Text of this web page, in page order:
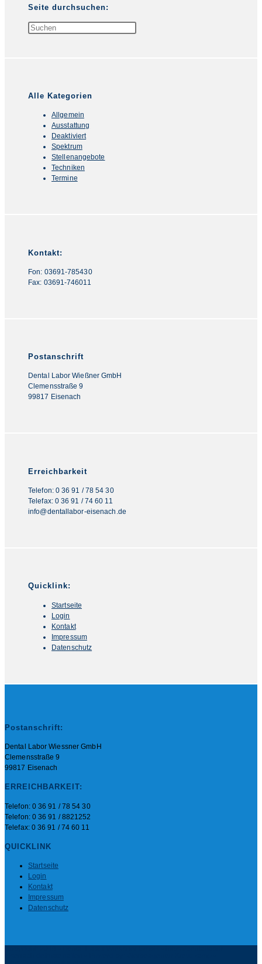
Seite durchsuchen:
Alle Kategorien
Allgemein
Ausstattung
Deaktiviert
Spektrum
Stellenangebote
Techniken
Termine
Kontakt:
Fon: 03691-785430
Fax: 03691-746011
Postanschrift
Dental Labor Wießner GmbH
Clemensstraße 9
99817 Eisenach
Erreichbarkeit
Telefon: 0 36 91 / 78 54 30
Telefax: 0 36 91 / 74 60 11
info@dentallabor-eisenach.de
Quicklink:
Startseite
Login
Kontakt
Impressum
Datenschutz
Postanschrift:
Dental Labor Wiessner GmbH
Clemensstraße 9
99817 Eisenach
ERREICHBARKEIT:
Telefon: 0 36 91 / 78 54 30
Telefon: 0 36 91 / 8821252
Telefax: 0 36 91 / 74 60 11
QUICKLINK
Startseite
Login
Kontakt
Impressum
Datenschutz